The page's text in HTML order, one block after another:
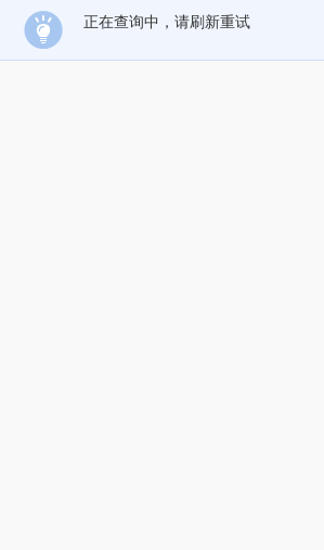
正在查询中，请刷新重试